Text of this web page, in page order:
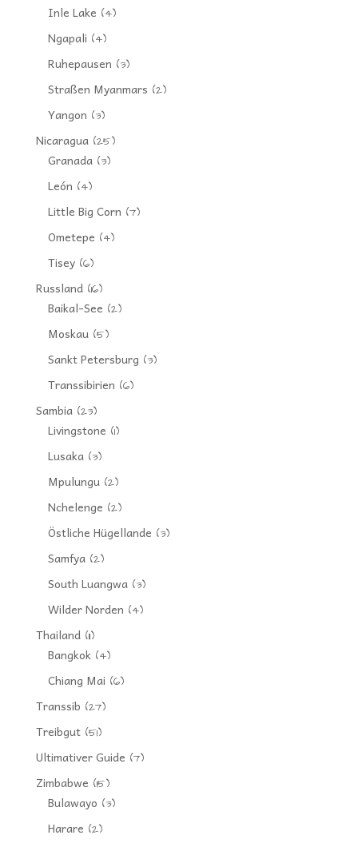
Inle Lake (4)
Ngapali (4)
Ruhepausen (3)
Straßen Myanmars (2)
Yangon (3)
Nicaragua(25)
Granada(3)
León (4)
Little Big Corn (7)
Ometepe (4)
Tisey(6)
Russland(16)
Baikal-See (2)
Moskau(5)
Sankt Petersburg (3)
Transsibirien (6)
Sambia(23)
Livingstone (1)
Lusaka(3)
Mpulungu(2)
Nchelenge (2)
Östliche Hügellande (3)
Samfya(2)
South Luangwa(3)
Wilder Norden (4)
Thailand(11)
Bangkok(4)
Chiang Mai (6)
Transsib (27)
Treibgut(51)
Ultimativer Guide (7)
Zimbabwe (15)
Bulawayo (3)
Harare (2)